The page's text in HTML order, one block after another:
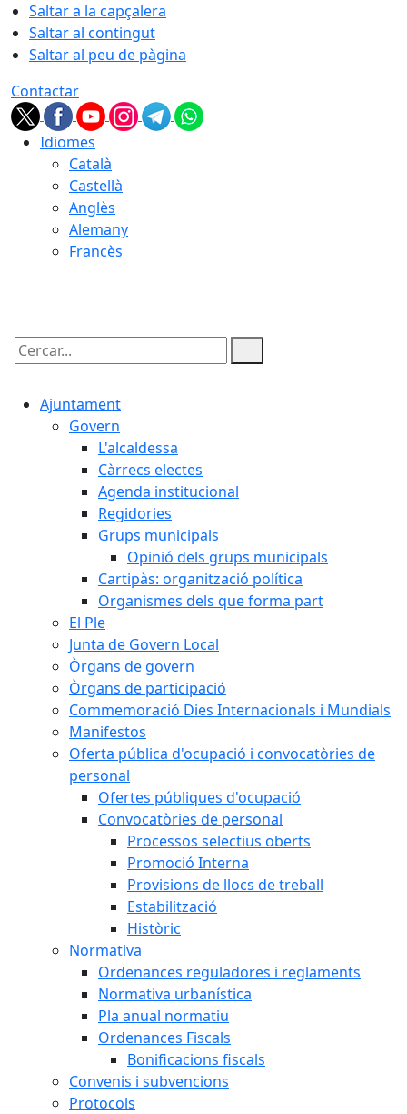
Saltar a la capçalera
Saltar al contingut
Saltar al peu de pàgina
Contactar
Idiomes
Català
Castellà
Anglès
Alemany
Francès
Cercar:
Ajuntament
Govern
L'alcaldessa
Càrrecs electes
Agenda institucional
Regidories
Grups municipals
Opinió dels grups municipals
Cartipàs: organització política
Organismes dels que forma part
El Ple
Junta de Govern Local
Òrgans de govern
Òrgans de participació
Commemoració Dies Internacionals i Mundials
Manifestos
Oferta pública d'ocupació i convocatòries de
personal
Ofertes públiques d'ocupació
Convocatòries de personal
Processos selectius oberts
Promoció Interna
Provisions de llocs de treball
Estabilització
Històric
Normativa
Ordenances reguladores i reglaments
Normativa urbanística
Pla anual normatiu
Ordenances Fiscals
Bonificacions fiscals
Convenis i subvencions
Protocols